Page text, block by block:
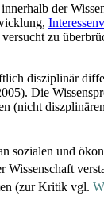
der
zu
disziplinär
Die
(nicht
sozialen und
(zur Kritik vgl.